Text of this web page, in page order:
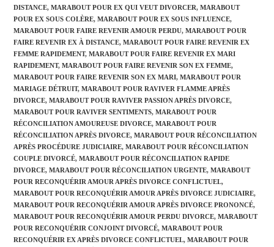
DISTANCE, MARABOUT POUR EX QUI VEUT DIVORCER, MARABOUT
POUR EX SOUS COLÈRE, MARABOUT POUR EX SOUS INFLUENCE,
MARABOUT POUR FAIRE REVENIR AMOUR PERDU, MARABOUT POUR
FAIRE REVENIR EX À DISTANCE, MARABOUT POUR FAIRE REVENIR EX
FEMME RAPIDEMENT, MARABOUT POUR FAIRE REVENIR EX MARI
RAPIDEMENT, MARABOUT POUR FAIRE REVENIR SON EX FEMME,
MARABOUT POUR FAIRE REVENIR SON EX MARI, MARABOUT POUR
MARIAGE DÉTRUIT, MARABOUT POUR RAVIVER FLAMME APRÈS
DIVORCE, MARABOUT POUR RAVIVER PASSION APRÈS DIVORCE,
MARABOUT POUR RAVIVER SENTIMENTS, MARABOUT POUR
RÉCONCILIATION AMOUREUSE DIVORCE, MARABOUT POUR
RÉCONCILIATION APRÈS DIVORCE, MARABOUT POUR RÉCONCILIATION
APRÈS PROCÉDURE JUDICIAIRE, MARABOUT POUR RÉCONCILIATION
COUPLE DIVORCÉ, MARABOUT POUR RÉCONCILIATION RAPIDE
DIVORCE, MARABOUT POUR RÉCONCILIATION URGENTE, MARABOUT
POUR RECONQUÉRIR AMOUR APRÈS DIVORCE CONFLICTUEL,
MARABOUT POUR RECONQUÉRIR AMOUR APRÈS DIVORCE JUDICIAIRE,
MARABOUT POUR RECONQUÉRIR AMOUR APRÈS DIVORCE PRONONCÉ,
MARABOUT POUR RECONQUÉRIR AMOUR PERDU DIVORCE, MARABOUT
POUR RECONQUÉRIR CONJOINT DIVORCÉ, MARABOUT POUR
RECONQUÉRIR EX APRÈS DIVORCE CONFLICTUEL, MARABOUT POUR